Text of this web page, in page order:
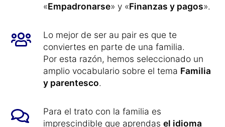
«Empadronarse» y «Finanzas y pagos».
Lo mejor de ser au pair es que te
conviertes en parte de una familia.
Por esta razón, hemos seleccionado un
amplio vocabulario sobre el tema Familia
y parentesco.
Para el trato con la familia es
imprescindible que aprendas el idioma